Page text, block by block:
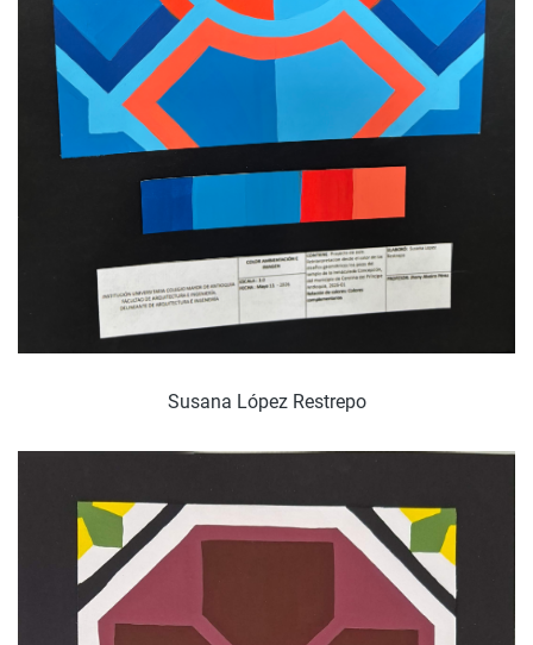
Susana López Restrepo